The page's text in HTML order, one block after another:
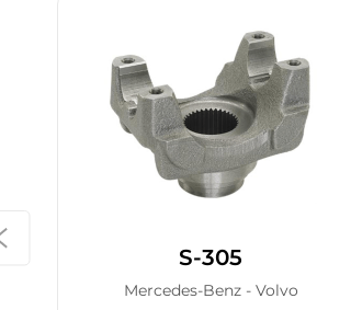
S-305
Mercedes-Benz - Volvo